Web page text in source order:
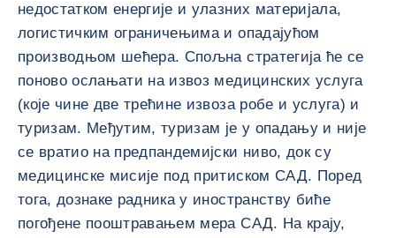
недостатком енергије и улазних материјала,
логистичким ограничењима и опадајућом
производњом шећера. Спољна стратегија ће се
поново ослањати на извоз медицинских услуга
(које чине две трећине извоза робе и услуга) и
туризам. Међутим, туризам је у опадању и није
се вратио на предпандемијски ниво, док су
медицинске мисије под притиском САД. Поред
тога, дознаке радника у иностранству биће
погођене пооштравањем мера САД. На крају,